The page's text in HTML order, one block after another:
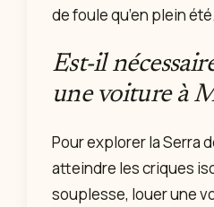
de foule qu’en plein été.
Est-il
une voiture à
Pour explorer la Serra
atteindre les criques
souplesse, louer une